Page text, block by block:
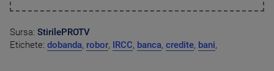
Sursa: StirilePROTV
Etichete: dobanda, robor, IRCC, banca, credite, bani,